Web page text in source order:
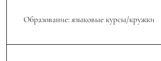
Образование: языковые курсы/кружки